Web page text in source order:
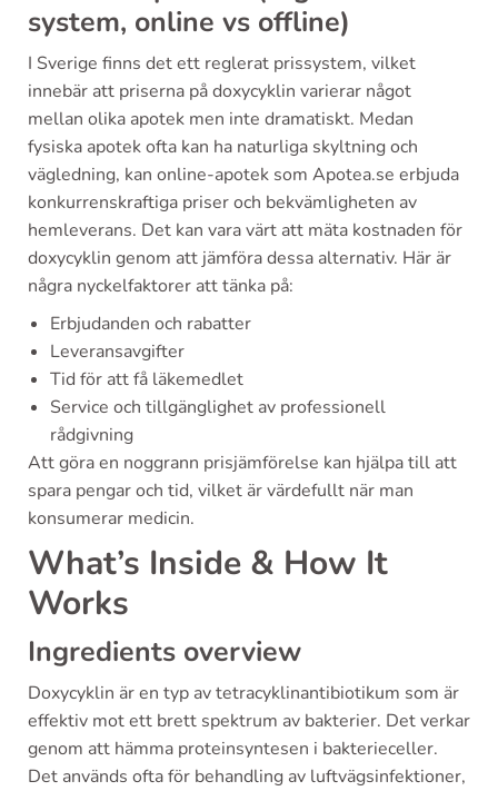
system, online vs offline)
I Sverige finns det ett reglerat prissystem, vilket
innebär att priserna på doxycyklin varierar något
mellan olika apotek men inte dramatiskt. Medan
fysiska apotek ofta kan ha naturliga skyltning och
vägledning, kan online-apotek som Apotea.se erbjuda
konkurrenskraftiga priser och bekvämligheten av
hemleverans. Det kan vara värt att mäta kostnaden för
doxycyklin genom att jämföra dessa alternativ. Här är
några nyckelfaktorer att tänka på:
Erbjudanden och rabatter
Leveransavgifter
Tid för att få läkemedlet
Service och tillgänglighet av professionell
rådgivning
Att göra en noggrann prisjämförelse kan hjälpa till att
spara pengar och tid, vilket är värdefullt när man
konsumerar medicin.
What’s Inside & How It
Works
Ingredients overview
Doxycyklin är en typ av tetracyklinantibiotikum som är
effektiv mot ett brett spektrum av bakterier. Det verkar
genom att hämma proteinsyntesen i bakterieceller.
Det används ofta för behandling av luftvägsinfektioner,